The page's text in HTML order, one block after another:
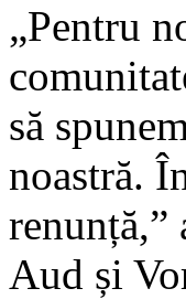
„Pentru
să
noastră.
renunță,”
Aud și